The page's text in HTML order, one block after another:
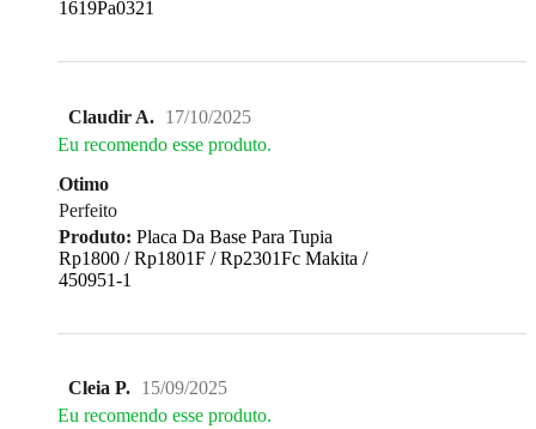
1619Pa0321
Claudir A. 17/10/2025
Eu recomendo esse produto.
Otimo
Perfeito
Produto: Placa Da Base Para Tupia
Rp1800 / Rp1801F / Rp2301Fc Makita /
450951-1
Cleia P. 15/09/2025
Eu recomendo esse produto.